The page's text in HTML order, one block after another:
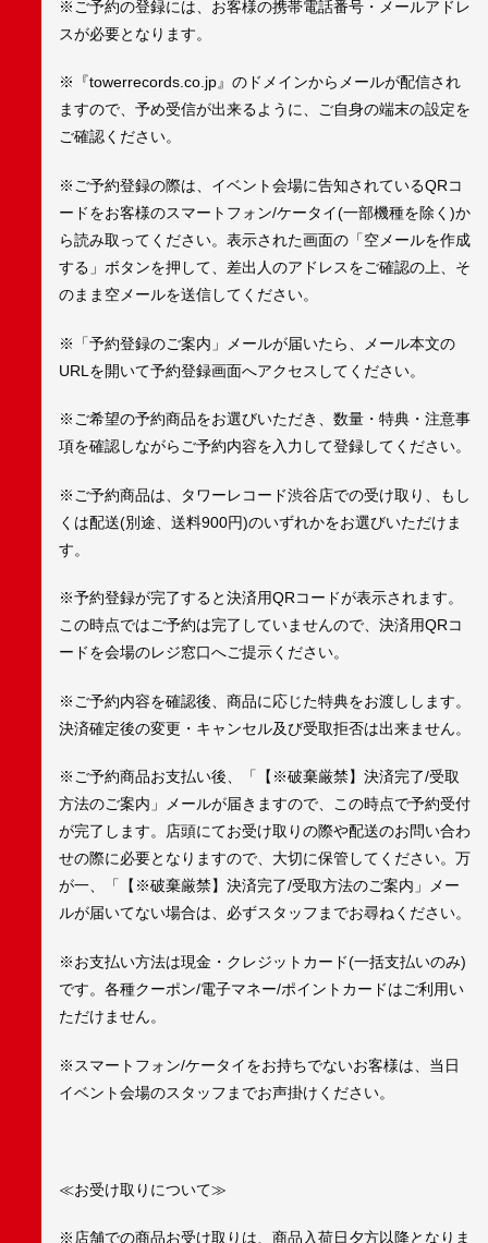
※ご予約の登録には、お客様の携帯電話番号・メールアドレ
スが必要となります。
※『towerrecords.co.jp』のドメインからメールが配信され
ますので、予め受信が出来るように、ご自身の端末の設定を
ご確認ください。
※ご予約登録の際は、イベント会場に告知されているQRコ
ードをお客様のスマートフォン/ケータイ(一部機種を除く)か
ら読み取ってください。表示された画面の「空メールを作成
する」ボタンを押して、差出人のアドレスをご確認の上、そ
のまま空メールを送信してください。
※「予約登録のご案内」メールが届いたら、メール本文の
URLを開いて予約登録画面へアクセスしてください。
※ご希望の予約商品をお選びいただき、数量・特典・注意事
項を確認しながらご予約内容を入力して登録してください。
※ご予約商品は、タワーレコード渋谷店での受け取り、もし
くは配送(別途、送料900円)のいずれかをお選びいただけま
す。
※予約登録が完了すると決済用QRコードが表示されます。
この時点ではご予約は完了していませんので、決済用QRコ
ードを会場のレジ窓口へご提示ください。
※ご予約内容を確認後、商品に応じた特典をお渡しします。
決済確定後の変更・キャンセル及び受取拒否は出来ません。
※ご予約商品お支払い後、「【※破棄厳禁】決済完了/受取
方法のご案内」メールが届きますので、この時点で予約受付
が完了します。店頭にてお受け取りの際や配送のお問い合わ
せの際に必要となりますので、大切に保管してください。万
が一、「【※破棄厳禁】決済完了/受取方法のご案内」メー
ルが届いてない場合は、必ずスタッフまでお尋ねください。
※お支払い方法は現金・クレジットカード(一括支払いのみ)
です。各種クーポン/電子マネー/ポイントカードはご利用い
ただけません。
※スマートフォン/ケータイをお持ちでないお客様は、当日
イベント会場のスタッフまでお声掛けください。
≪お受け取りについて≫
※店舗での商品お受け取りは、商品入荷日夕方以降となりま